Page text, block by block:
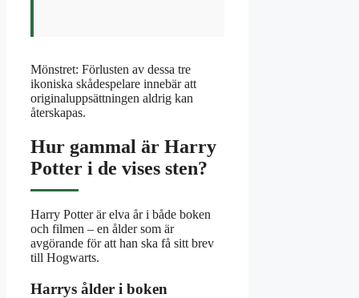
Mönstret: Förlusten av dessa tre
ikoniska skådespelare innebär att
originaluppsättningen aldrig kan
återskapas.
Hur gammal är Harry
Potter i de vises sten?
Harry Potter är elva år i både boken
och filmen – en ålder som är
avgörande för att han ska få sitt brev
till Hogwarts.
Harrys ålder i boken